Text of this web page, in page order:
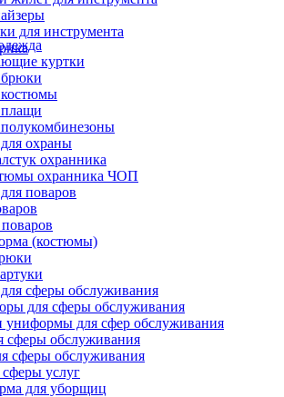
для инструмента
куртки
охраны
охранника
охранника ЧОП
поваров
(костюмы)
сферы обслуживания
для сферы обслуживания
униформы для сфер обслуживания
сферы обслуживания
сферы обслуживания
услуг
для уборщиц